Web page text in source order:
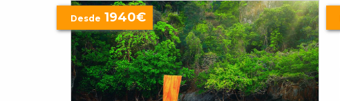
Desde 1940€